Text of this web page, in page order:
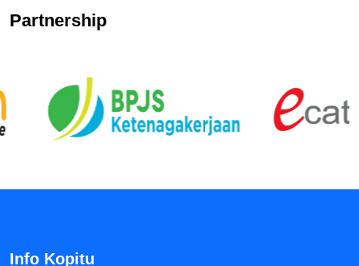
Partnership
Info Kopitu